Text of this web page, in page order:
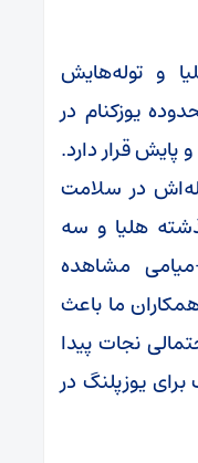
و توله‌هایش
یوزکنام در
قرار دارد.
در سلامت
هلیا و سه
میامی مشاهده
ما باعث
نجات پیدا
یوزپلنگ در